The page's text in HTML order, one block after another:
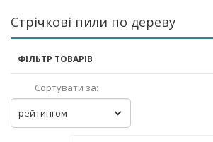
ФІЛЬТР ТОВАРІВ
Стрічкові пили по дереву
Сортувати за:
рейтингом